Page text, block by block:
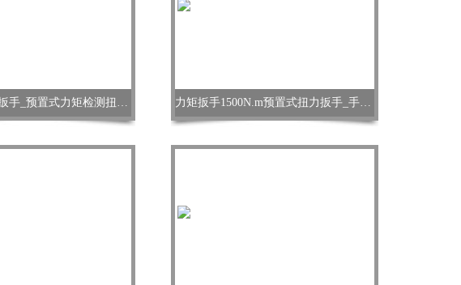
1500N.m扭力扳手_预置式力矩检测扭矩扳手 力矩扳手1500N.m预置式扭力扳手_手动带刻度扭矩扳手